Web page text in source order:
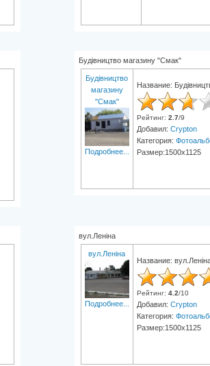
Будівництво магазину "Смак"
Будівництво
магазину
"Смак"
Подробнее...
Название:
Рейтинг: 2.7/9
Добавил: Crypton
Категория:
Размер:1500x1125
вул.Леніна
вул.Леніна
Подробнее...
Название:
Рейтинг: 4.2/10
Добавил: Crypton
Категория:
Размер:1500x1125